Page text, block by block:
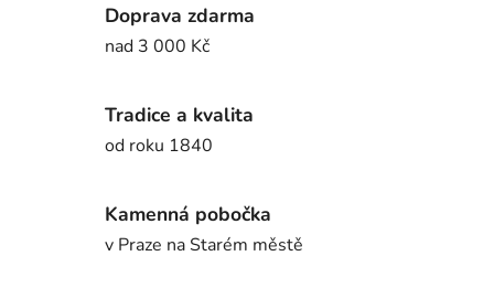
Doprava zdarma
nad 3 000 Kč
Tradice a kvalita
od roku 1840
Kamenná pobočka
v Praze na Starém městě